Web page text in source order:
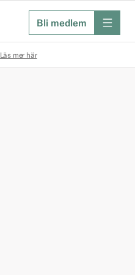
Bli medlem meny
Läs mer här